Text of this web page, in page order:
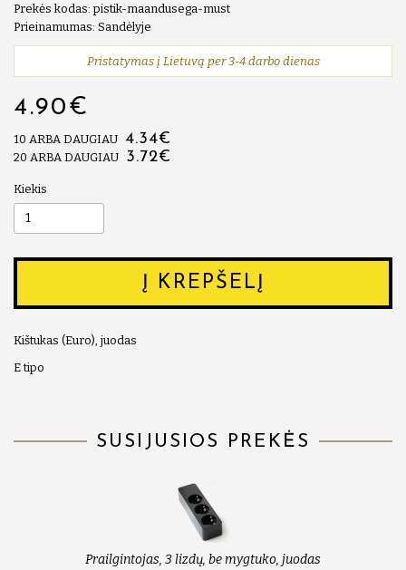
Prekės kodas: pistik-maandusega-must
Prieinamumas: Sandėlyje
Pristatymas į Lietuvą per 3-4 darbo dienas
4.90€
10 ARBA DAUGIAU 4.34€
20 ARBA DAUGIAU 3.72€
Kiekis
Į KREPŠELĮ
Kištukas (Euro), juodas
E tipo
SUSIJUSIOS PREKĖS
Prailgintojas, 3 lizdų, be mygtuko, juodas